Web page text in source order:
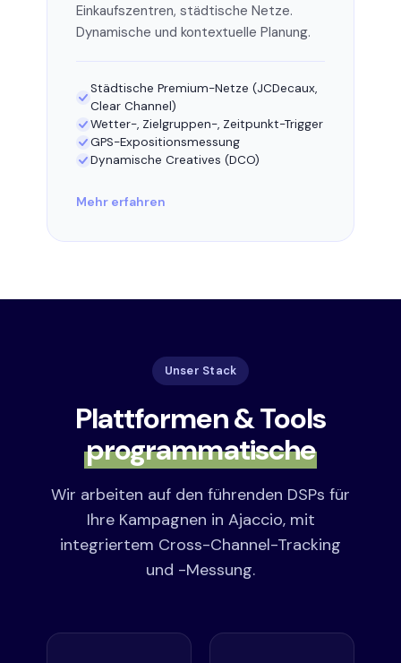
Einkaufszentren, städtische Netze.
Dynamische und kontextuelle Planung.
Städtische Premium-Netze (JCDecaux,
Clear Channel)
Wetter-, Zielgruppen-, Zeitpunkt-Trigger
GPS-Expositionsmessung
Dynamische Creatives (DCO)
Mehr erfahren
Unser Stack
Plattformen & Tools
programmatische
Wir arbeiten auf den führenden DSPs für
Ihre Kampagnen in Ajaccio, mit
integriertem Cross-Channel-Tracking
und -Messung.